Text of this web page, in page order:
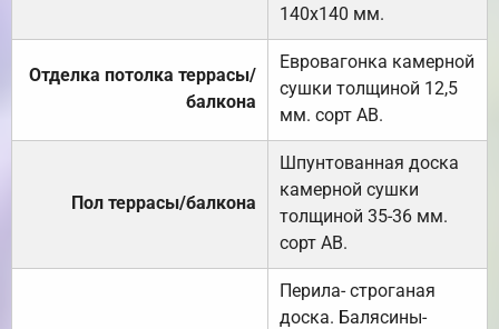
140х140 мм.
Отделка потолка террасы/
балкона
Евровагонка камерной
сушки толщиной 12,5
мм. сорт АВ.
Пол террасы/балкона
Шпунтованная доска
камерной сушки
толщиной 35-36 мм.
сорт АВ.
Перила- строганая
доска. Балясины-